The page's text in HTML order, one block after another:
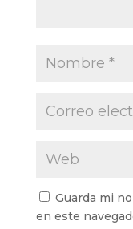
Guarda mi
en este